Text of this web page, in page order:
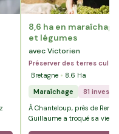
8,6 ha en
et légumes
avec Victorien
Préserver des terres
Bretagne
8.6 Ha
Maraîchage
81
À Chanteloup, près de
Guillaume a troqué sa vie